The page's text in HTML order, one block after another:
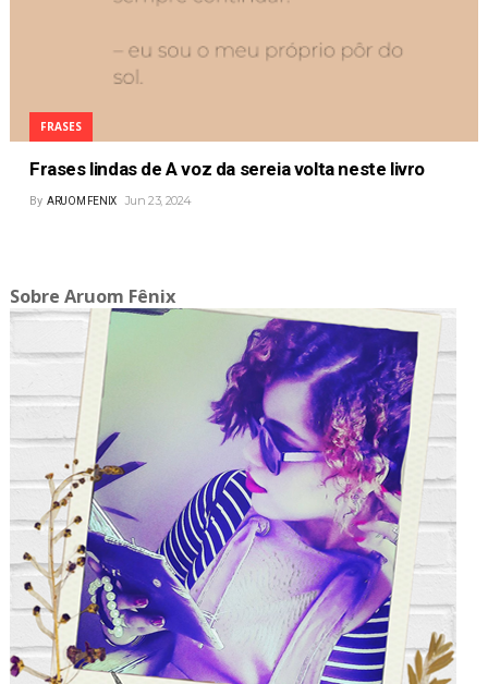
FRASES
Frases lindas de A voz da sereia volta neste livro
By ARUOM FENIX Jun 23, 2024
Sobre Aruom Fênix